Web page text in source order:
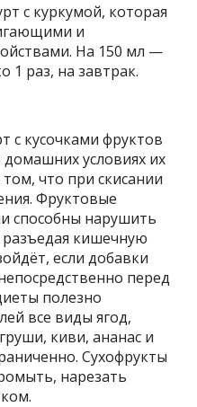
с куркумой, которая
и
На 150 мл —
1 раз, на завтрак.
с кусочками фруктов
условиях их
что при скисании
Фруктовые
способны нарушить
кишечную
если добавки
перед
полезно
все виды ягод,
киви, ананас и
Сухофрукты
нарезать